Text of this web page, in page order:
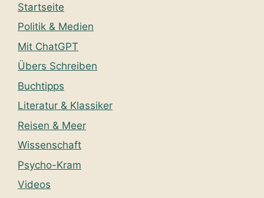
Startseite
Politik & Medien
Mit ChatGPT
Übers Schreiben
Buchtipps
Literatur & Klassiker
Reisen & Meer
Wissenschaft
Psycho-Kram
Videos